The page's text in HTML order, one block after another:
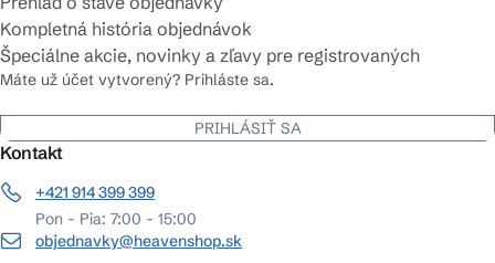
Kompletná história objednávok
Špeciálne akcie, novinky a zľavy pre registrovaných
Máte už účet vytvorený? Prihláste sa.
PRIHLÁSIŤ SA
Kontakt
+421 914 399 399
Pon - Pia: 7:00 - 15:00
objednavky@heavenshop.sk